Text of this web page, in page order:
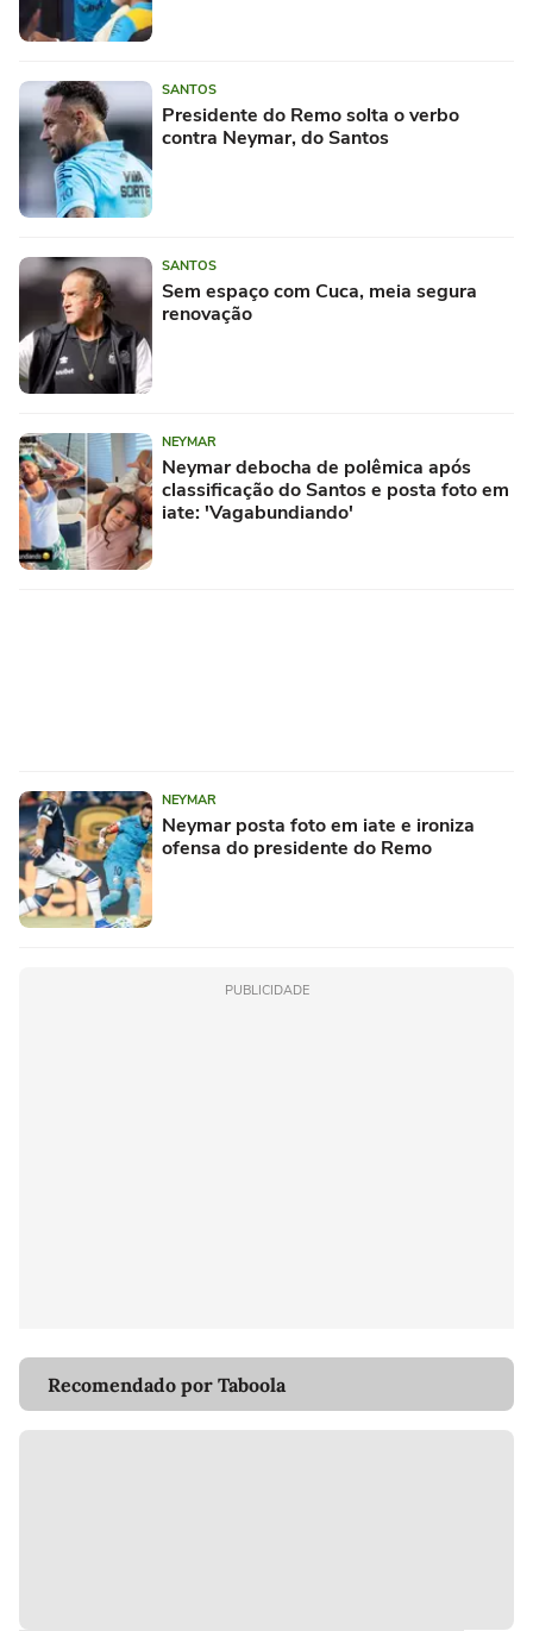
SANTOS
Presidente do Remo solta o verbo
contra Neymar, do Santos
SANTOS
Sem espaço com Cuca, meia segura
renovação
NEYMAR
Neymar debocha de polêmica após
classificação do Santos e posta foto em
iate: 'Vagabundiando'
NEYMAR
Neymar posta foto em iate e ironiza
ofensa do presidente do Remo
PUBLICIDADE
Recomendado por Taboola